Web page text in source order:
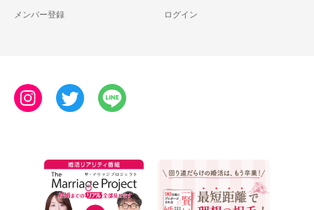
メンバー登録
ログイン